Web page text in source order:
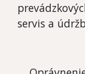
servis a